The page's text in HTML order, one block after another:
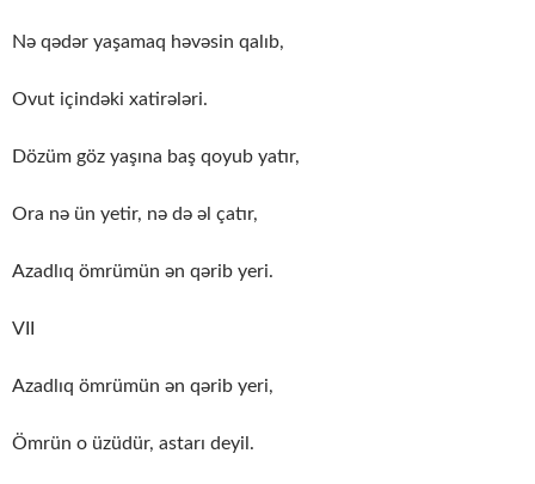
Nə qədər yaşamaq həvəsin qalıb,
Ovut içindəki xatirələri.
Dözüm göz yaşına baş qoyub yatır,
Ora nə ün yetir, nə də əl çatır,
Azadlıq ömrümün ən qərib yeri.
VII
Azadlıq ömrümün ən qərib yeri,
Ömrün o üzüdür, astarı deyil.